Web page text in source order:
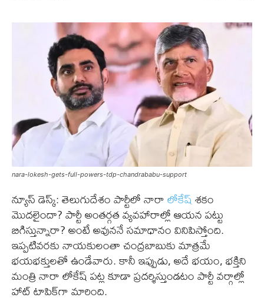
nara-lokesh-gets-full-powers-tdp-chandrababu-support
న్యూస్ డెస్క్: తెలుగుదేశం పార్టీలో నారాలోకేష్శకం
మొదలైందా? పార్టీ అంతర్గత వ్యవహారాల్లో ఆయన పట్టు
బిగిస్తున్నారా? అంటే అవుననే సమాధానం వినిపిస్తోంది.
ఇప్పటివరకు నాయకులంతా చంద్రబాబుకు మాత్రమే
భయభక్తులతో ఉండేవారు. కానీ ఇప్పుడు, అదే భయం, భక్తిని
మంత్రి నారా లోకేష్ పట్ల కూడా ప్రదర్శిస్తుండటం పార్టీ వర్గాల్లో
హాట్ టాపిక్‌గా మారింది.